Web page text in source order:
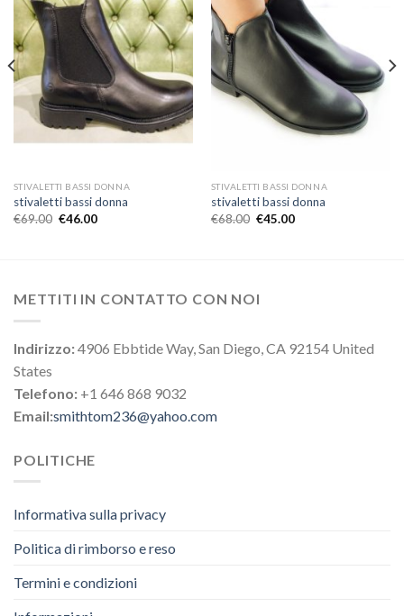
STIVALETTI BASSI DONNA
stivaletti bassi donna
€69.00 €46.00
STIVALETTI BASSI DONNA
stivaletti bassi donna
€68.00 €45.00
METTITI IN CONTATTO CON NOI
Indirizzo:4906 Ebbtide Way, San Diego, CA 92154 United
States
Telefono: +1 646 868 9032
Email:smithtom236@yahoo.com
POLITICHE
Informativa sulla privacy
Politica di rimborso e reso
Termini e condizioni